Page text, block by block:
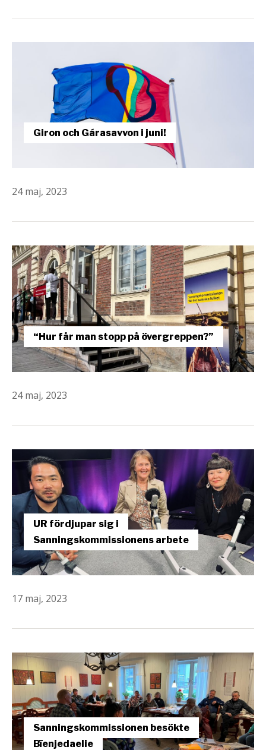
Giron och Gárasavvon i juni!
24 maj, 2023
“Hur får man stopp på övergreppen?”
24 maj, 2023
UR fördjupar sig i
Sanningskommissionens arbete
17 maj, 2023
Sanningskommissionen besökte
Bïenjedaelie